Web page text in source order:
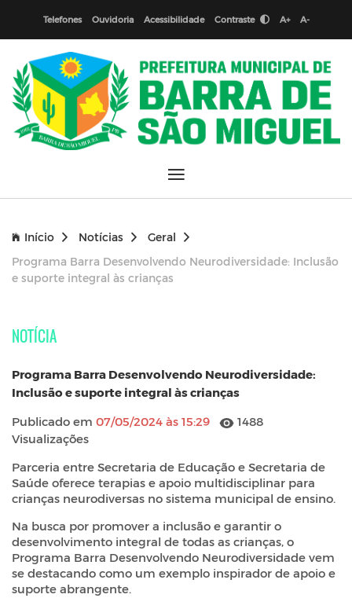
Telefones Ouvidoria Acessibilidade Contraste A+ A-
Início Notícias
Geral
Programa Barra Desenvolvendo Neurodiversidade: Inclusão
e suporte integral às crianças
NOTÍCIA
Programa Barra Desenvolvendo Neurodiversidade:
Inclusão e suporte integral às crianças
Publicado em 07/05/2024 às 15:29
1488
Visualizações
Parceria entre Secretaria de Educação e Secretaria de
Saúde oferece terapias e apoio multidisciplinar para
crianças neurodiversas no sistema municipal de ensino.
Na busca por promover a inclusão e garantir o
desenvolvimento integral de todas as crianças, o
Programa Barra Desenvolvendo Neurodiversidade vem
se destacando como um exemplo inspirador de apoio e
suporte abrangente.